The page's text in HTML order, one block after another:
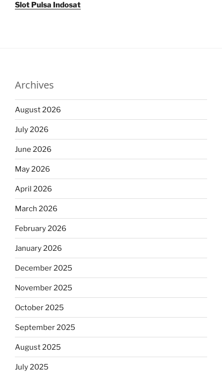
Slot Pulsa Indosat
Archives
August 2026
July 2026
June 2026
May 2026
April 2026
March 2026
February 2026
January 2026
December 2025
November 2025
October 2025
September 2025
August 2025
July 2025